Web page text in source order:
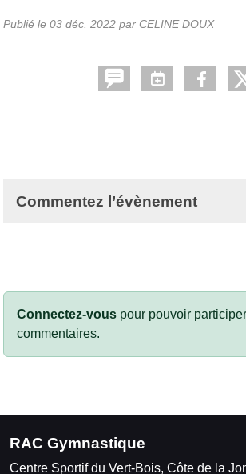
Publié le 03 déc. 2022 par CELINE DOUX
Commentez l’évènement
Connectez-vous pour pouvoir
commentaires.
RAC Gymnastique
Centre Sportif du Vert-Bois, Côte de la